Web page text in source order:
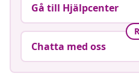
Gå till Hjälpcenter
Chatta med oss